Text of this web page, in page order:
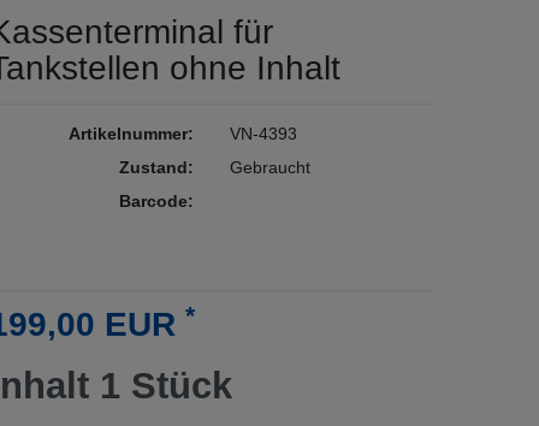
für
ohne Inhalt
Artikelnummer:
Zustand:
Barcode:
VN-4393
Gebraucht
EUR *
1 Stück